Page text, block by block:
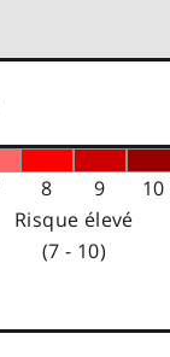
8 9
10
Risque élevé
(7 - 10)